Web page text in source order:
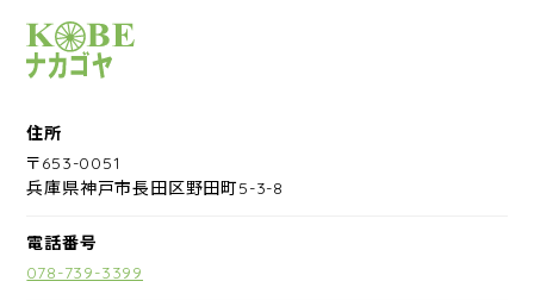
サイクルショップナカゴヤ
住所
〒653-0051
兵庫県神戸市長田区野田町5-3-8
電話番号
078-739-3399